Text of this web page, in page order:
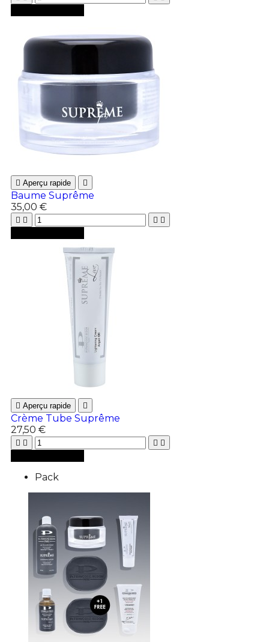
 Aperçu rapide 
Baume Suprême
35,00 €
   
 Aperçu rapide 
Crème Tube Suprême
27,50 €
   
Pack